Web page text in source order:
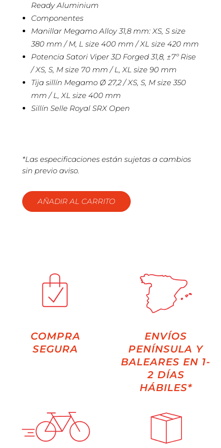
Ready Aluminium
Componentes
Manillar Megamo Alloy 31,8 mm: XS, S size
380 mm / M, L size 400 mm / XL size 420 mm
Potencia Satori Viper 3D Forged 31,8, ±7º Rise
/ XS, S, M size 70 mm / L, XL size 90 mm
Tija sillín Megamo Ø 27,2 / XS, S, M size 350
mm / L, XL size 400 mm
Sillín Selle Royal SRX Open
*Las especificaciones están sujetas a cambios
sin previo aviso.
AÑADIR AL CARRITO
COMPRA
SEGURA
ENVÍOS
PENÍNSULA Y
BALEARES EN 1-
2 DÍAS
HÁBILES*